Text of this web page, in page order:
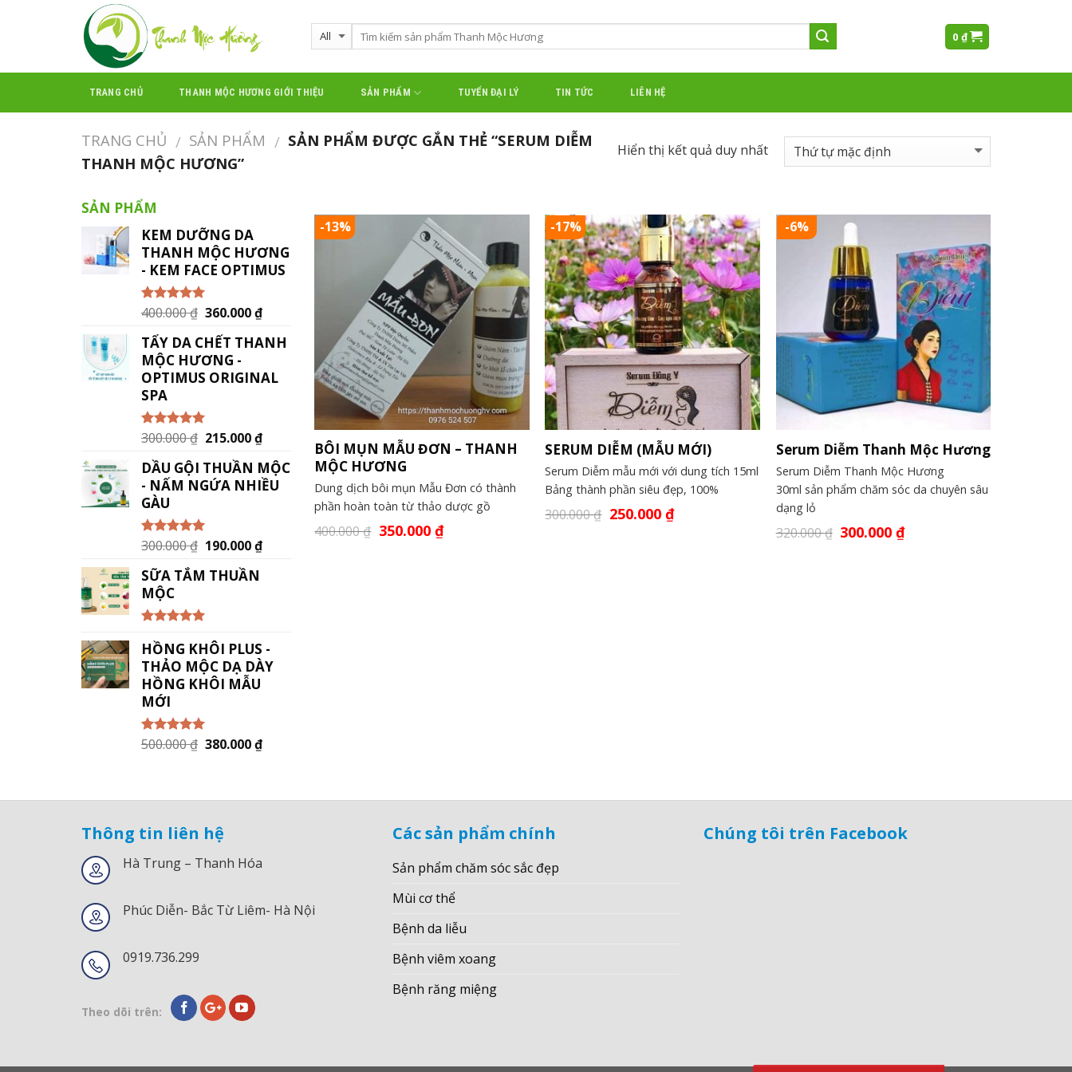
0 ₫
TRANG CHỦ THANH MỘC HƯƠNG GIỚI THIỆU SẢN PHẨM TUYỂN ĐẠI LÝ TIN TỨC LIÊN HỆ
TRANG CHỦ / SẢN PHẨM / SẢN PHẨM ĐƯỢC GẮN THẺ “SERUM DIỄM
THANH MỘC HƯƠNG”
Hiển thị kết quả duy nhất
SẢN PHẨM
KEM DƯỠNG DA
THANH MỘC HƯƠNG
- KEM FACE OPTIMUS
Được xếp
5.005
sao
400.000₫ 360.000₫
TẨY DA CHẾT THANH
MỘC HƯƠNG -
OPTIMUS ORIGINAL
SPA
Được xếp
5.005
sao
300.000₫ 215.000₫
DẦU GỘI THUẦN MỘC
- NẤM NGỨA NHIỀU
GÀU
Được xếp
5.005
sao
300.000₫ 190.000₫
SỮA TẮM THUẦN
MỘC
hạng5.005
sao
HỒNG KHÔI PLUS -
THẢO MỘC DẠ DÀY
HỒNG KHÔI MẪU
MỚI
Được xếp
5.005
500.000₫ 380.000₫
-13%
BÔI MỤN MẪU ĐƠN – THANH
MỘC HƯƠNG
Dung dịch bôi mụn Mẫu Đơn có thành
phần hoàn toàn từ thảo dược gồ
400.000₫ 350.000₫
-17%
SERUM DIỄM (MẪU MỚI)
Serum Diễm mẫu mới với dung tích 15ml
Bảng thành phần siêu đẹp, 100%
300.000₫ 250.000₫
-6%
Serum Diễm Thanh Mộc Hương
Serum Diễm Thanh Mộc Hương
30ml sản phẩm chăm sóc da chuyên sâu
dạng lỏ
320.000₫ 300.000₫
Thông tin liên hệ
Hà Trung – Thanh Hóa
Phúc Diễn- Bắc Từ Liêm- Hà Nội
0919.736.299
Theo dõi trên:
Các sản phẩm chính
Sản phẩm chăm sóc sắc đẹp
Mùi cơ thể
Bệnh da liễu
Bệnh viêm xoang
Bệnh răng miệng
Chúng tôi trên Facebook